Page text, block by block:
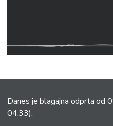
Danes je blagajna odprta od
04:33).